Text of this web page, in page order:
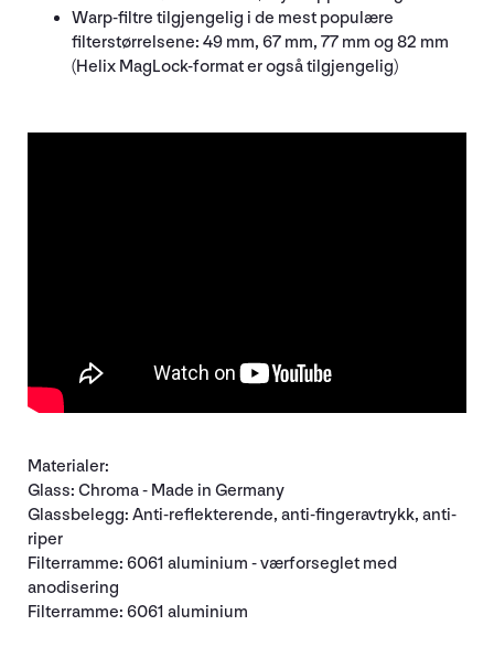
Warp-filtre tilgjengelig i de mest populære
filterstørrelsene: 49 mm, 67 mm, 77 mm og 82 mm
(Helix MagLock-format er også tilgjengelig)
Materialer:
Glass: Chroma - Made in Germany
Glassbelegg: Anti-reflekterende, anti-fingeravtrykk, anti-
riper
Filterramme: 6061 aluminium - værforseglet med
anodisering
Filterramme: 6061 aluminium